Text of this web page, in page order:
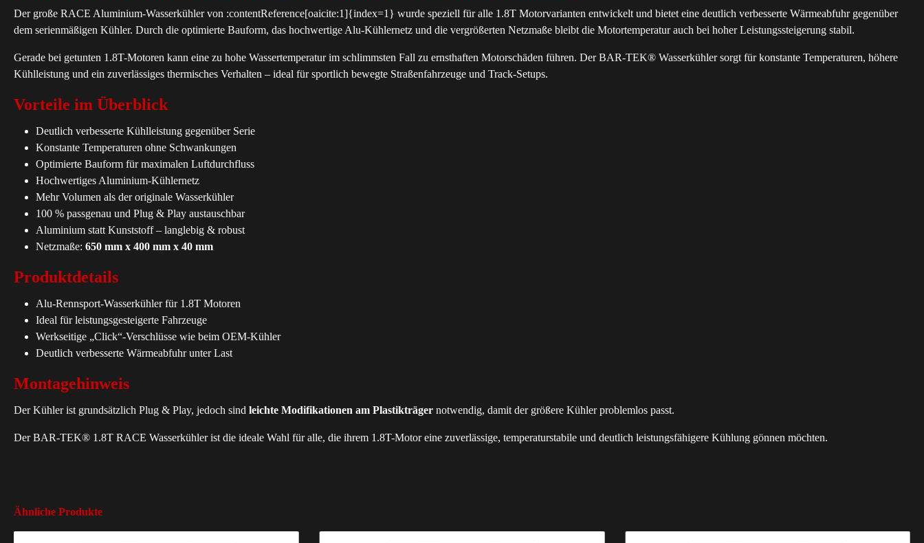
Der große RACE Aluminium-Wasserkühler von :contentReference[oaicite:1]{index=1} wurde speziell für alle 1.8T Motorvarianten entwickelt und bietet eine deutlich verbesserte Wärmeabfuhr gegenüber
dem serienmäßigen Kühler. Durch die optimierte Bauform, das hochwertige Alu-Kühlernetz und die vergrößerten Netzmaße bleibt die Motortemperatur auch bei hoher Leistungssteigerung stabil.
Gerade bei getunten 1.8T-Motoren kann eine zu hohe Wassertemperatur im schlimmsten Fall zu ernsthaften Motorschäden führen. Der BAR-TEK® Wasserkühler sorgt für konstante Temperaturen, höhere
Kühlleistung und ein zuverlässiges thermisches Verhalten – ideal für sportlich bewegte Straßenfahrzeuge und Track-Setups.
Vorteile im Überblick
Deutlich verbesserte Kühlleistung gegenüber Serie
Konstante Temperaturen ohne Schwankungen
Optimierte Bauform für maximalen Luftdurchfluss
Hochwertiges Aluminium-Kühlernetz
Mehr Volumen als der originale Wasserkühler
100 % passgenau und Plug & Play austauschbar
Aluminium statt Kunststoff – langlebig & robust
Netzmaße: 650 mm x 400 mm x 40 mm
Produktdetails
Alu-Rennsport-Wasserkühler für 1.8T Motoren
Ideal für leistungsgesteigerte Fahrzeuge
Werkseitige „Click“-Verschlüsse wie beim OEM-Kühler
Deutlich verbesserte Wärmeabfuhr unter Last
Montagehinweis
Der Kühler ist grundsätzlich Plug & Play, jedoch sind leichte Modifikationen am Plastikträger notwendig, damit der größere Kühler problemlos passt.
Der BAR-TEK® 1.8T RACE Wasserkühler ist die ideale Wahl für alle, die ihrem 1.8T-Motor eine zuverlässige, temperaturstabile und deutlich leistungsfähigere Kühlung gönnen möchten.
Ähnliche Produkte